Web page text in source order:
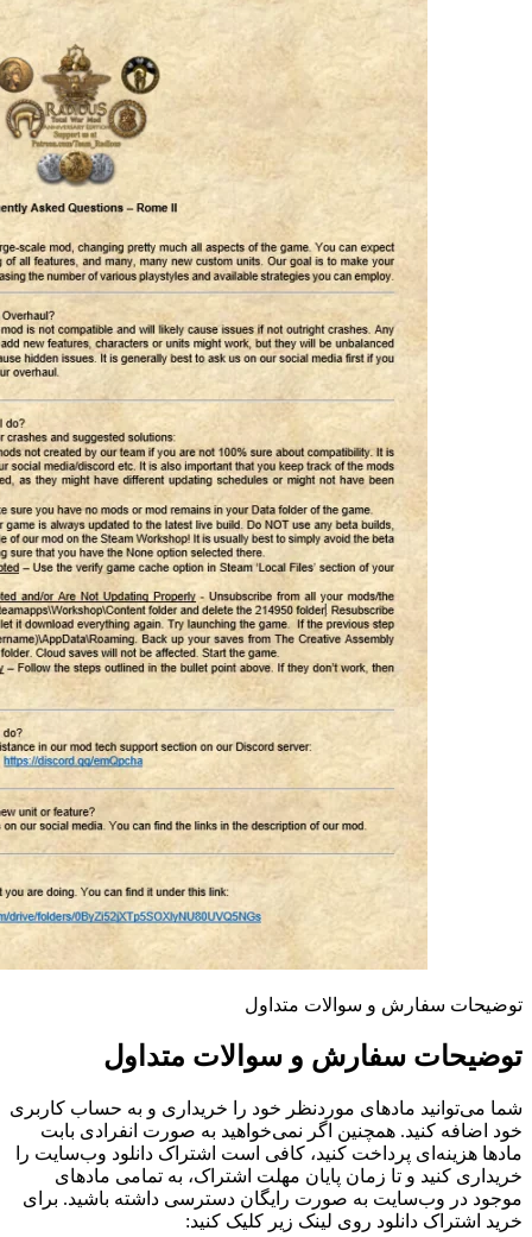
توضیحات سفارش و سوالات متداول
توضیحات سفارش و سوالات متداول
شما می‌توانید مادهای موردنظر خود را خریداری و به حساب کاربری
خود اضافه کنید. همچنین اگر نمی‌خواهید به صورت انفرادی بابت
مادها هزینه‌ای پرداخت کنید، کافی است اشتراک دانلود وب‌سایت را
خریداری کنید و تا زمان پایان مهلت اشتراک، به تمامی مادهای
موجود در وب‌سایت به صورت رایگان دسترسی داشته باشید. برای
خرید اشتراک دانلود روی لینک زیر کلیک کنید: